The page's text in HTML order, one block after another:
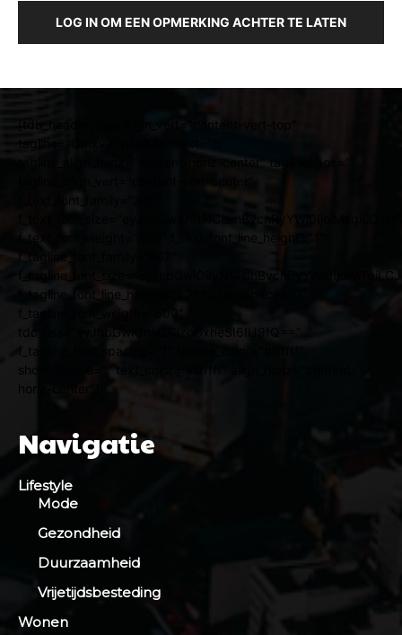
LOG IN OM EEN OPMERKING ACHTER TE LATEN
[tdb_header_logo align_vert="content-vert-top"
tagline_align_horiz="content-horiz-center" tagline_pos=""
f_text_font_weight="400" f_text_font_line_height="1"
f_tagline_font_line_height="1.2" ttl_tag_space="0"
f_tagline_font_weight="500"
tdc_css="eyJhbGwiOnsiZGlzcGxheSI6IiJ9fQ=="
f_tagline_font_spacing="1" tagline_color="#ffffff"
show_tagline="" text_color="#ffffff" align_horiz="content-
Navigatie
Lifestyle
Mode
Gezondheid
Duurzaamheid
Vrijetijdsbesteding
Wonen